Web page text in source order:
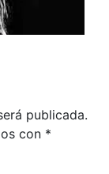
publicada.
con *